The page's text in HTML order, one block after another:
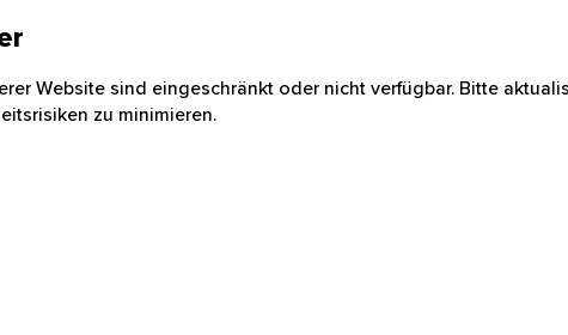
Website sind eingeschränkt oder nicht verfügbar. Bitte
zu minimieren.